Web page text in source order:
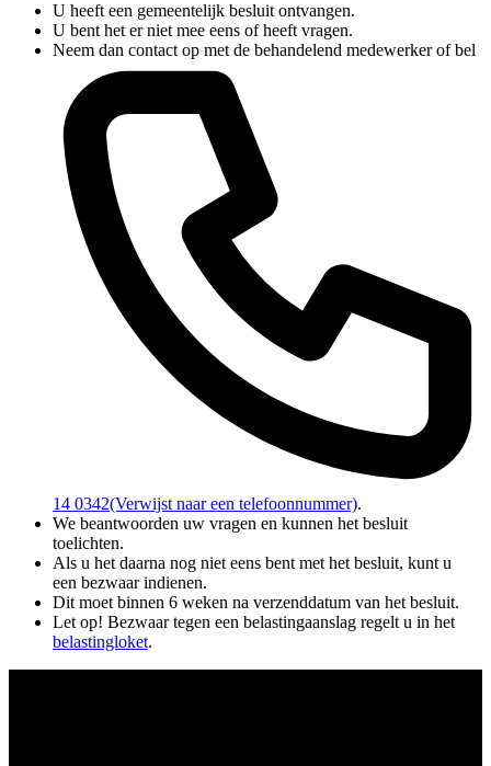
U heeft een gemeentelijk besluit ontvangen.
U bent het er niet mee eens of heeft vragen.
Neem dan contact op met de behandelend medewerker of bel
14 0342(Verwijst naar een telefoonnummer).
We beantwoorden uw vragen en kunnen het besluit
toelichten.
Als u het daarna nog niet eens bent met het besluit, kunt u
een bezwaar indienen.
Dit moet binnen 6 weken na verzenddatum van het besluit.
Let op! Bezwaar tegen een belastingaanslag regelt u in het
belastingloket.